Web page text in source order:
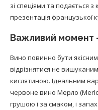
зі спеціями та подається
презентація французької
Важливий момент
Вино повинно бути
відрізнятися не
кислятиною. Ідеальним
червоне вино Мерло
грушою і за смаком, і